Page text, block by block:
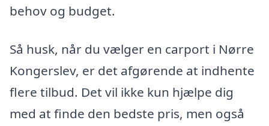
behov og budget.
Så husk, når du vælger en carport i Nørre
Kongerslev, er det afgørende at indhente
flere tilbud. Det vil ikke kun hjælpe dig
med at finde den bedste pris, men også